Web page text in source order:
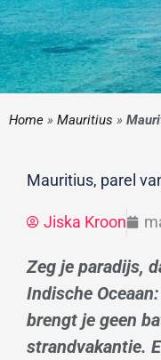
Home » Mauritius »
Mauritius, parel
Jiska Kroon
Zeg je paradijs,
Indische
brengt je geen
strandvakantie.